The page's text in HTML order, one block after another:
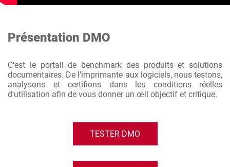
Présentation DMO
C'est le portail de benchmark des produits et solutions
documentaires. De l’imprimante aux logiciels, nous testons,
analysons et certifions dans les conditions réelles
d'utilisation afin de vous donner un œil objectif et critique.
TESTER DMO